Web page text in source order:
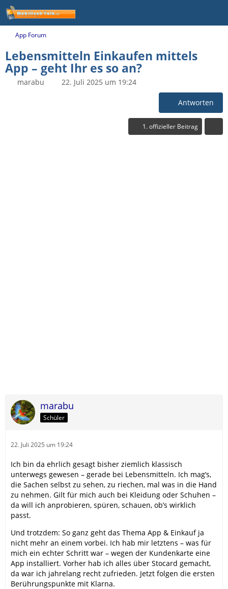
App Forum
Lebensmitteln Einkaufen mittels
App – geht Ihr es so an?
marabu 22. Juli 2025 um 19:24
Antworten
1. offizieller Beitrag
marabu
Schüler
22. Juli 2025 um 19:24
Ich bin da ehrlich gesagt bisher ziemlich klassisch
unterwegs gewesen – gerade bei Lebensmitteln. Ich mag’s,
die Sachen selbst zu sehen, zu riechen, mal was in die Hand
zu nehmen. Gilt für mich auch bei Kleidung oder Schuhen –
da will ich anprobieren, spüren, schauen, ob’s wirklich
passt.
Und trotzdem: So ganz geht das Thema App & Einkauf ja
nicht mehr an einem vorbei. Ich hab mir letztens – was für
mich ein echter Schritt war – wegen der Kundenkarte eine
App installiert. Vorher hab ich alles über Stocard gemacht,
da war ich jahrelang recht zufrieden. Jetzt folgen die ersten
Berührungspunkte mit Klarna.